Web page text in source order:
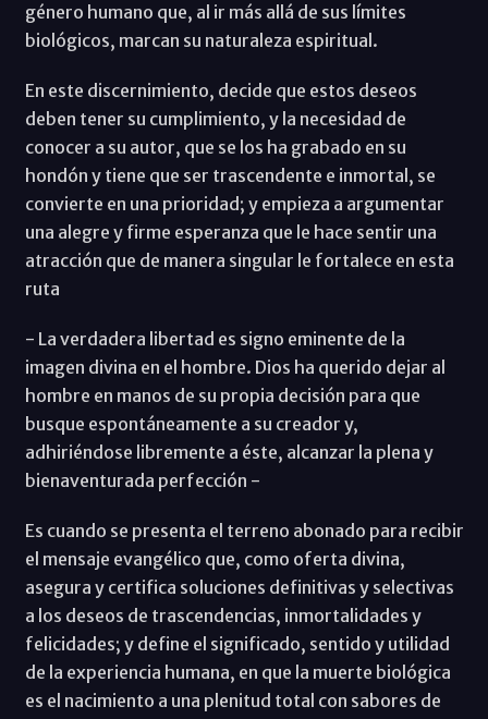
género humano que, al ir más allá de sus límites
biológicos, marcan su naturaleza espiritual.
En este discernimiento, decide que estos deseos
deben tener su cumplimiento, y la necesidad de
conocer a su autor, que se los ha grabado en su
hondón y tiene que ser trascendente e inmortal, se
convierte en una prioridad; y empieza a argumentar
una alegre y firme esperanza que le hace sentir una
atracción que de manera singular le fortalece en esta
ruta
- La verdadera libertad es signo eminente de la
imagen divina en el hombre. Dios ha querido dejar al
hombre en manos de su propia decisión para que
busque espontáneamente a su creador y,
adhiriéndose libremente a éste, alcanzar la plena y
bienaventurada perfección -
Es cuando se presenta el terreno abonado para recibir
el mensaje evangélico que, como oferta divina,
asegura y certifica soluciones definitivas y selectivas
a los deseos de trascendencias, inmortalidades y
felicidades; y define el significado, sentido y utilidad
de la experiencia humana, en que la muerte biológica
es el nacimiento a una plenitud total con sabores de